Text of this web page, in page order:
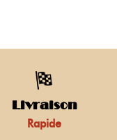
Livraison
Rapide